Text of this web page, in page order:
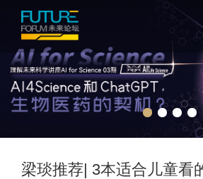
梁琰推荐| 3本适合儿童看